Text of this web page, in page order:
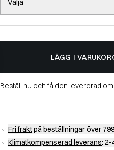
Välja
LÄGG I
Beställ nu och få den levererad om
Fri fraktpå beställningar över
Klimatkompenserad leverans: 2-